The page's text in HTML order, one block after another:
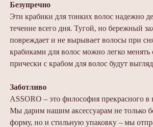
Безупречно
Эти крабики для тонких волос надежно
течение всего дня. Тугой, но бережный
повреждает и не вырывает волосы при
крабиками для волос можно легко менять
прически с крабом для волос будут
Заботливо
ASSORO – это философия прекрасного в
Мы дарим нашим аксессуарам не только
форму, но и стильную упаковку – мы